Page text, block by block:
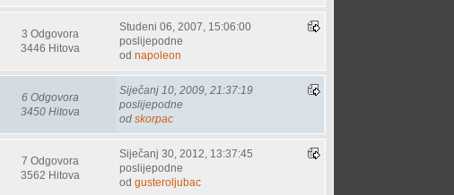
3 Odgovora
3446 Hitova
Studeni 06, 2007, 15:06:00
poslijepodne
odnapoleon
6 Odgovora
3450 Hitova
Siječanj 10, 2009, 21:37:19
poslijepodne
odskorpac
7 Odgovora
3562 Hitova
Siječanj 30, 2012, 13:37:45
poslijepodne
odgusteroljubac